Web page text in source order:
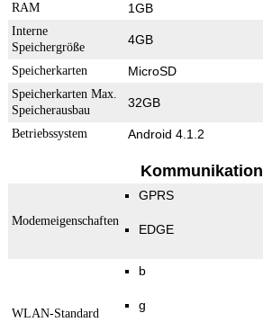
RAM 1GB
Interne
Speichergröße
4GB
Speicherkarten MicroSD
Speicherkarten Max.
Speicherausbau
32GB
Betriebssystem Android 4.1.2
Kommunikation
Modemeigenschaften
GPRS
EDGE
WLAN-Standard
b
g